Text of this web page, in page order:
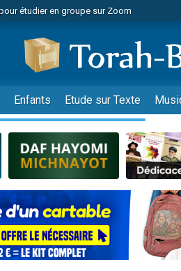
étudier en groupe sur Zoom
de nous rejoindre sur WhatsApp
nous rejoindre sur WhatsApp
de faire un don pour Reloger Rivka, 6
de faire un don pour 1 Journée de
de demander une bénédiction
nous rejoindre sur WhatsApp
étudier en groupe sur Zoom
Maasser
nous rejoindre sur WhatsApp
nous rejoindre sur WhatsApp
son Maasser
Enfants Etude sur Texte